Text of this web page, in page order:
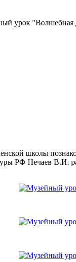
урок "Волшебная
школы
РФ Нечаев В.И.